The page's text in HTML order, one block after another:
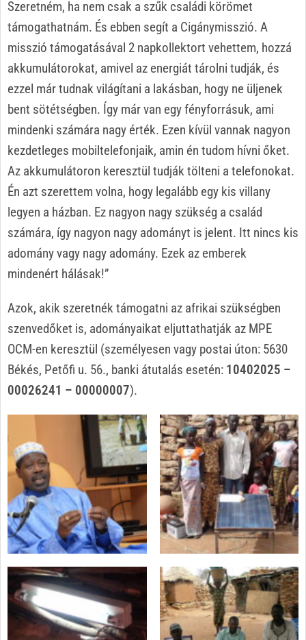
Szeretném, ha nem csak a szűk családi körömet
támogathatnám. És ebben segít a Cigánymisszió. A
misszió támogatásával 2 napkollektort vehettem, hozzá
akkumulátorokat, amivel az energiát tárolni tudják, és
ezzel már tudnak világítani a lakásban, hogy ne üljenek
bent sötétségben. Így már van egy fényforrásuk, ami
mindenki számára nagy érték. Ezen kívül vannak nagyon
kezdetleges mobiltelefonjaik, amin én tudom hívni őket.
Az akkumulátoron keresztül tudják tölteni a telefonokat.
Én azt szerettem volna, hogy legalább egy kis villany
legyen a házban. Ez nagyon nagy szükség a család
számára, így nagyon nagy adományt is jelent. Itt nincs kis
adomány vagy nagy adomány. Ezek az emberek
mindenért hálásak!”
Azok, akik szeretnék támogatni az afrikai szükségben
szenvedőket is, adományaikat eljuttathatják az MPE
OCM-en keresztül (személyesen vagy postai úton: 5630
Békés, Petőfi u. 56., banki átutalás esetén: 10402025 –
00026241 – 00000007).